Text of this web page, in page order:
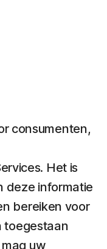
consumenten,
Het is
deze informatie
bereiken voor
toegestaan
uw